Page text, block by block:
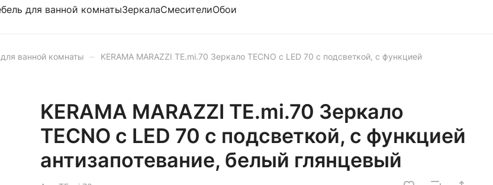
для ванной комнатыЗеркалаСмесителиОбои
ванной комнаты –
KERAMA MARAZZI TE.mi.70 Зеркало TECNO c LED 70 с подсветкой, с функцией
KERAMA MARAZZI TE.mi.70 Зеркало
TECNO c LED 70 с подсветкой, с функцией
антизапотевание, белый глянцевый